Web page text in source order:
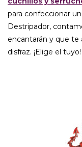
para confeccionar
Destripador,
encantarán y que te
disfraz. ¡Elige el tuyo!